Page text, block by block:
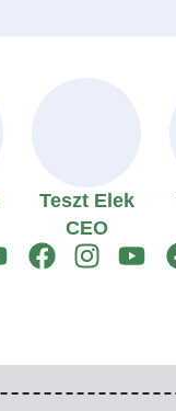
Teszt Elek
CEO